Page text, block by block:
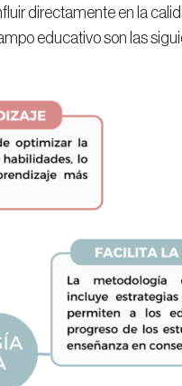
directamente en la
educativo son las